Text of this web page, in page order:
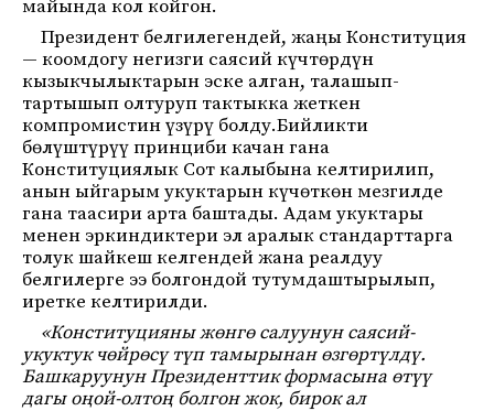
майында кол койгон.
Президент белгилегендей, жаңы Конституция
— коомдогу негизги саясий күчтөрдүн
кызыкчылыктарын эске алган, талашып-
тартышып олтуруп тактыкка жеткен
компромистин үзүрү болду.Бийликти
бөлүштүрүү принциби качан гана
Конституциялык Сот калыбына келтирилип,
анын ыйгарым укуктарын күчөткөн мезгилде
гана таасири арта баштады. Адам укуктары
менен эркиндиктери эл аралык стандарттарга
толук шайкеш келгендей жана реалдуу
белгилерге ээ болгондой тутумдаштырылып,
иретке келтирилди.
«Конституцияны жөнгө салуунун саясий-
укуктук чөйрөсү түп тамырынан өзгөртүлдү.
Башкаруунун Президенттик формасына өтүү
дагы оңой-олтоң болгон жок, бирок ал